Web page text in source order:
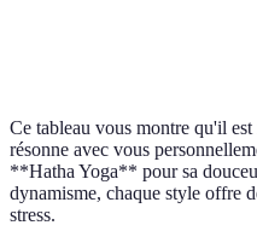
Ce tableau vous montre qu'il
résonne avec vous
**Hatha Yoga** pour sa
dynamisme, chaque style offre
stress.